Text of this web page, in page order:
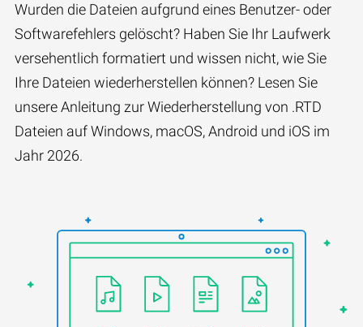
Wurden die Dateien aufgrund eines Benutzer- oder
Softwarefehlers gelöscht? Haben Sie Ihr Laufwerk
versehentlich formatiert und wissen nicht, wie Sie
Ihre Dateien wiederherstellen können? Lesen Sie
unsere Anleitung zur Wiederherstellung von .RTD
Dateien auf Windows, macOS, Android und iOS im
Jahr 2026.